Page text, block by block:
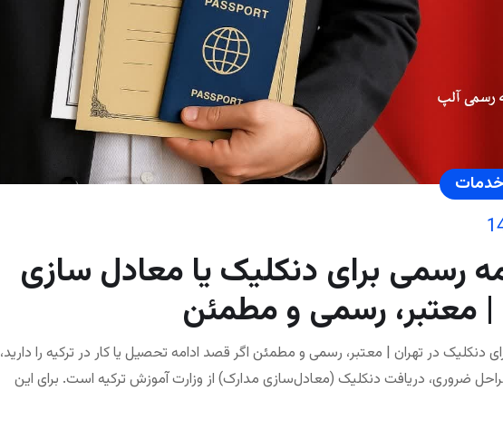
خدمات
رسمی برای دنکلیک یا معادل سازی
| معتبر، رسمی و مطمئن
دنکلیک در تهران | معتبر، رسمی و مطمئن اگر قصد ادامه تحصیل یا کار در ترکیه را دارید،
ضروری، دریافت دنکلیک (معادل‌سازی مدارک) از وزارت آموزش ترکیه است. برای این